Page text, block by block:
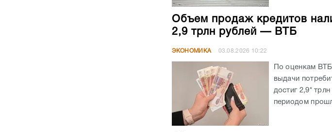
Объем продаж кредитов
2,9 трлн рублей — ВТБ
ЭКОНОМИКА 03.08.2026 10:22
По оценкам
выдачи
достиг 2,9*
периодом